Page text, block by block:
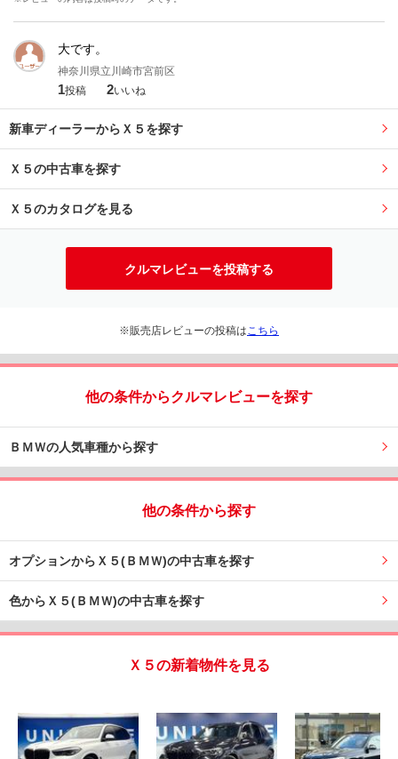
大です。
神奈川県立川崎市宮前区
1投稿 2いいね
新車ディーラーからＸ５を探す
Ｘ５の中古車を探す
Ｘ５のカタログを見る
クルマレビューを投稿する
※販売店レビューの投稿は こちら
他の条件からクルマレビューを探す
ＢＭＷの人気車種から探す
他の条件から探す
オプションからＸ５(ＢＭＷ)の中古車を探す
色からＸ５(ＢＭＷ)の中古車を探す
Ｘ５の新着物件を見る